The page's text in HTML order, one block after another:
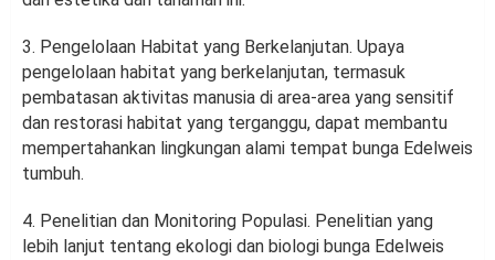
3. Pengelolaan Habitat yang Berkelanjutan. Upaya
pengelolaan habitat yang berkelanjutan, termasuk
pembatasan aktivitas manusia di area-area yang sensitif
dan restorasi habitat yang terganggu, dapat membantu
mempertahankan lingkungan alami tempat bunga Edelweis
tumbuh.
4. Penelitian dan Monitoring Populasi. Penelitian yang
lebih lanjut tentang ekologi dan biologi bunga Edelweis